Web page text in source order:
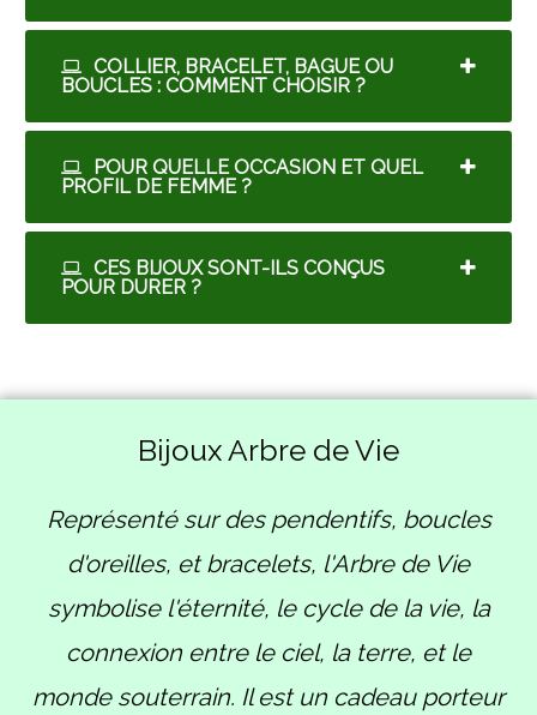
COLLIER, BRACELET, BAGUE OU
BOUCLES : COMMENT CHOISIR ?
POUR QUELLE OCCASION ET QUEL
PROFIL DE FEMME ?
CES BIJOUX SONT-ILS CONÇUS
POUR DURER ?
Bijoux Arbre de Vie
Représenté sur des pendentifs, boucles
d'oreilles, et bracelets, l'Arbre de Vie
symbolise l'éternité, le cycle de la vie, la
connexion entre le ciel, la terre, et le
monde souterrain. Il est un cadeau porteur